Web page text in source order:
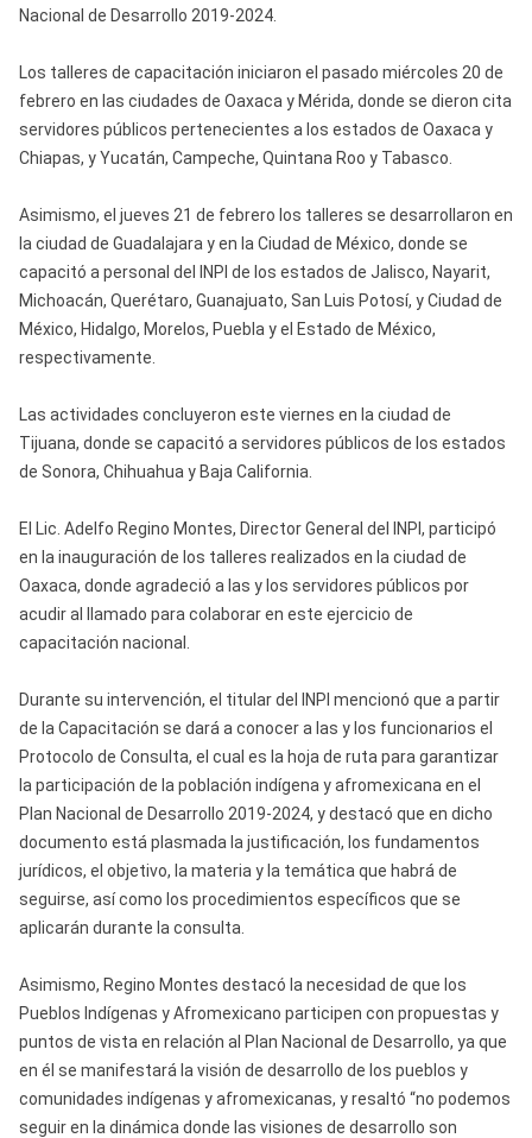
Nacional de Desarrollo 2019-2024.
Los talleres de capacitación iniciaron el pasado miércoles 20 de
febrero en las ciudades de Oaxaca y Mérida, donde se dieron cita
servidores públicos pertenecientes a los estados de Oaxaca y
Chiapas, y Yucatán, Campeche, Quintana Roo y Tabasco.
Asimismo, el jueves 21 de febrero los talleres se desarrollaron en
la ciudad de Guadalajara y en la Ciudad de México, donde se
capacitó a personal del INPI de los estados de Jalisco, Nayarit,
Michoacán, Querétaro, Guanajuato, San Luis Potosí, y Ciudad de
México, Hidalgo, Morelos, Puebla y el Estado de México,
respectivamente.
Las actividades concluyeron este viernes en la ciudad de
Tijuana, donde se capacitó a servidores públicos de los estados
de Sonora, Chihuahua y Baja California.
El Lic. Adelfo Regino Montes, Director General del INPI, participó
en la inauguración de los talleres realizados en la ciudad de
Oaxaca, donde agradeció a las y los servidores públicos por
acudir al llamado para colaborar en este ejercicio de
capacitación nacional.
Durante su intervención, el titular del INPI mencionó que a partir
de la Capacitación se dará a conocer a las y los funcionarios el
Protocolo de Consulta, el cual es la hoja de ruta para garantizar
la participación de la población indígena y afromexicana en el
Plan Nacional de Desarrollo 2019-2024, y destacó que en dicho
documento está plasmada la justificación, los fundamentos
jurídicos, el objetivo, la materia y la temática que habrá de
seguirse, así como los procedimientos específicos que se
aplicarán durante la consulta.
Asimismo, Regino Montes destacó la necesidad de que los
Pueblos Indígenas y Afromexicano participen con propuestas y
puntos de vista en relación al Plan Nacional de Desarrollo, ya que
en él se manifestará la visión de desarrollo de los pueblos y
comunidades indígenas y afromexicanas, y resaltó “no podemos
seguir en la dinámica donde las visiones de desarrollo son